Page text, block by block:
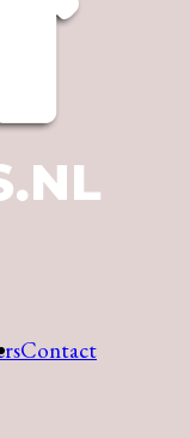
Contact